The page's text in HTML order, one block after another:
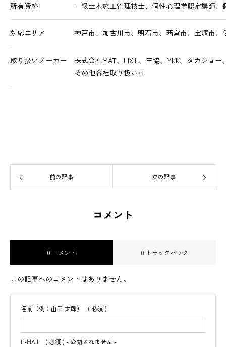
所有資格 一級土木施工管理技士、個性心理学認定講師
対応エリア 神戸市、加古川市、明石市、西宮市、宝塚市、
取り扱いメーカー
株式会社MAT、LIXIL、三協、YKK、タカショ
その他各社取り扱い可
前の記事 次の記事
コメント
0 コメント 0 トラックバック
この記事へのコメントはありません。
名前（例：山田 太郎） ( 必須 )
E-MAIL ( 必須 ) - 公開されません -